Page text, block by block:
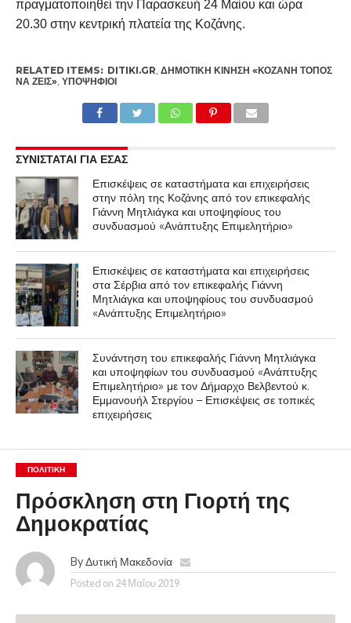
πραγματοποιηθεί την Παρασκευή 24 Μαίου και ώρα
20.30 στην κεντρική πλατεία της Κοζάνης.
RELATED ITEMS: DITIKI.GR ΔΗΜΟΤΙΚΉ ΚΊΝΗΣΗ «ΚΟΖΆΝΗ ΤΌΠΟΣ
ΝΑ ΖΕΙΣ», ΥΠΟΨΉΦΙΟΙ
ΣΥΝΙΣΤΑΤΑΙ ΓΙΑ ΕΣΑΣ
Επισκέψεις σε καταστήματα και επιχειρήσεις
στην πόλη της Κοζάνης από τον επικεφαλής
Γιάννη Μητλιάγκα και υποψηφίους του
συνδυασμού «Ανάπτυξης Επιμελητήριο»
Επισκέψεις σε καταστήματα και επιχειρήσεις
στα Σέρβια από τον επικεφαλής Γιάννη
Μητλιάγκα και υποψηφίους του συνδυασμού
«Ανάπτυξης Επιμελητήριο»
Συνάντηση του επικεφαλής Γιάννη Μητλιάγκα
και υποψηφίων του συνδυασμού «Ανάπτυξης
Επιμελητήριο» με τον Δήμαρχο Βελβεντού κ.
Εμμανουήλ Στεργίου – Επισκέψεις σε τοπικές
επιχειρήσεις
ΠΟΛΙΤΙΚΉ
Πρόσκληση στη Γιορτή της
Δημοκρατίας
By Δυτική Μακεδονία
Posted on 24 Μαΐου 2019